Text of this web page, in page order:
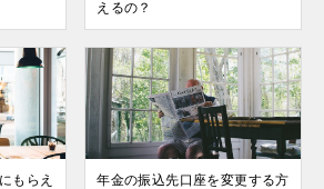
えるの？
もらえ
年金の振込先口座を変更する方